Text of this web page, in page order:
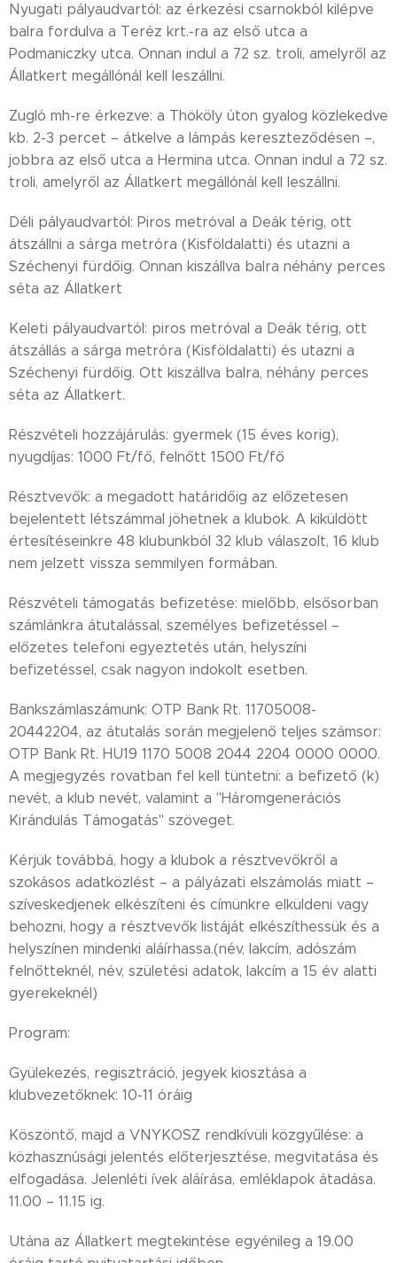
Nyugati pályaudvartól: az érkezési csarnokból kilépve
balra fordulva a Teréz krt.-ra az első utca a
Podmaniczky utca. Onnan indul a 72 sz. troli, amelyről az
Állatkert megállónál kell leszállni.
Zugló mh-re érkezve: a Thököly úton gyalog közlekedve
kb. 2-3 percet – átkelve a lámpás kereszteződésen –,
jobbra az első utca a Hermina utca. Onnan indul a 72 sz.
troli, amelyről az Állatkert megállónál kell leszállni.
Déli pályaudvartól: Piros metróval a Deák térig, ott
átszállni a sárga metróra (Kisföldalatti) és utazni a
Széchenyi fürdőig. Onnan kiszállva balra néhány perces
séta az Állatkert
Keleti pályaudvartól: piros metróval a Deák térig, ott
átszállás a sárga metróra (Kisföldalatti) és utazni a
Széchenyi fürdőig. Ott kiszállva balra, néhány perces
séta az Állatkert.
Részvételi hozzájárulás: gyermek (15 éves korig),
nyugdíjas: 1000 Ft/fő, felnőtt 1500 Ft/fő
Résztvevők: a megadott határidőig az előzetesen
bejelentett létszámmal jöhetnek a klubok. A kiküldött
értesítéseinkre 48 klubunkból 32 klub válaszolt, 16 klub
nem jelzett vissza semmilyen formában.
Részvételi támogatás befizetése: mielőbb, elsősorban
számlánkra átutalással, személyes befizetéssel –
előzetes telefoni egyeztetés után, helyszíni
befizetéssel, csak nagyon indokolt esetben.
Bankszámlaszámunk: OTP Bank Rt. 11705008-
20442204, az átutalás során megjelenő teljes számsor:
OTP Bank Rt. HU19 1170 5008 2044 2204 0000 0000.
A megjegyzés rovatban fel kell tüntetni: a befizető (k)
nevét, a klub nevét, valamint a "Háromgenerációs
Kirándulás Támogatás" szöveget.
Kérjük továbbá, hogy a klubok a résztvevőkről a
szokásos adatközlést – a pályázati elszámolás miatt –
szíveskedjenek elkészíteni és címünkre elküldeni vagy
behozni, hogy a résztvevők listáját elkészíthessük és a
helyszínen mindenki aláírhassa.(név, lakcím, adószám
felnőtteknél, név, születési adatok, lakcím a 15 év alatti
gyerekeknél)
Program:
Gyülekezés, regisztráció, jegyek kiosztása a
klubvezetőknek: 10-11 óráig
Köszöntő, majd a VNYKOSZ rendkívüli közgyűlése: a
közhasznúsági jelentés előterjesztése, megvitatása és
elfogadása. Jelenléti ívek aláírása, emléklapok átadása.
11.00 – 11.15 ig.
Utána az Állatkert megtekintése egyénileg a 19.00